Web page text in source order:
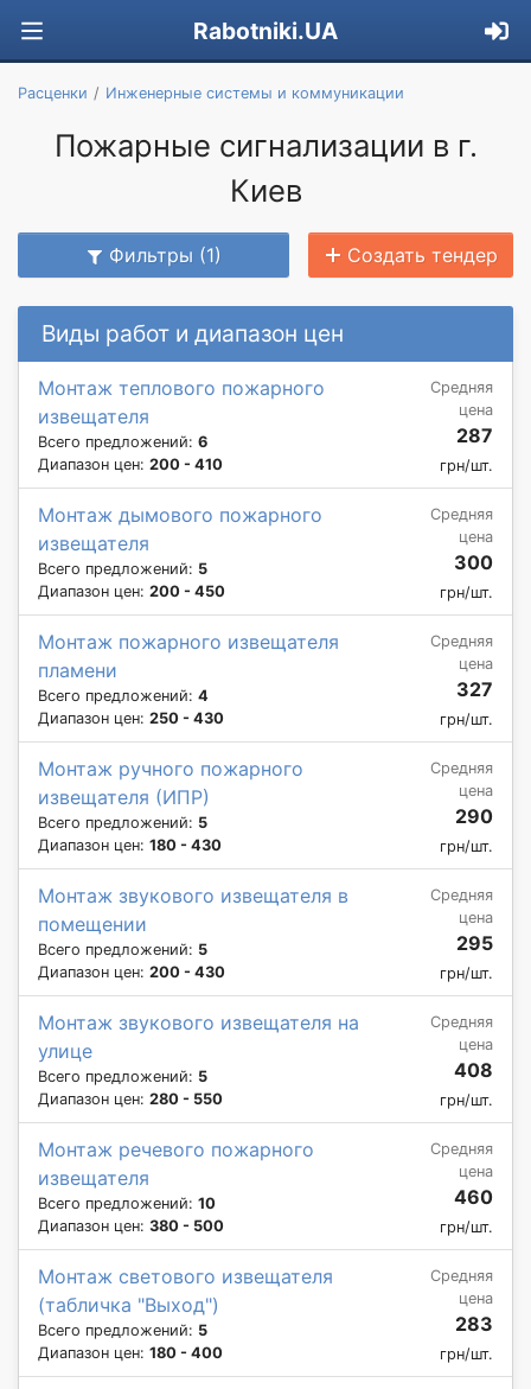
Rabotniki.UA
Расценки Инженерные системы и коммуникации
Пожарные сигнализации в г.
Киев
Фильтры (1) Создать тендер
Виды работ и диапазон цен
Монтаж теплового пожарного
извещателя
Всего предложений: 6
Диапазон цен: 200 - 410
Средняя
цена
287
грн/шт.
Монтаж дымового пожарного
извещателя
Всего предложений: 5
Диапазон цен: 200 - 450
Средняя
цена
300
грн/шт.
Монтаж пожарного извещателя
пламени
Всего предложений: 4
Диапазон цен: 250 - 430
Средняя
цена
327
грн/шт.
Монтаж ручного пожарного
извещателя (ИПР)
Всего предложений: 5
Диапазон цен: 180 - 430
Средняя
цена
290
грн/шт.
Монтаж звукового извещателя в
помещении
Всего предложений: 5
Диапазон цен: 200 - 430
Средняя
цена
295
грн/шт.
Монтаж звукового извещателя на
улице
Всего предложений: 5
Диапазон цен: 280 - 550
Средняя
цена
408
грн/шт.
Монтаж речевого пожарного
извещателя
Всего предложений: 10
Диапазон цен: 380 - 500
Средняя
цена
460
грн/шт.
Монтаж светового извещателя
(табличка "Выход")
Всего предложений: 5
Диапазон цен: 180 - 400
Средняя
цена
283
грн/шт.